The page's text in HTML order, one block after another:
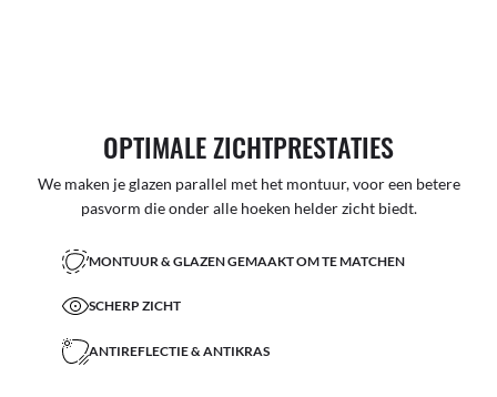
OPTIMALE ZICHTPRESTATIES
We maken je glazen parallel met het montuur, voor een betere
pasvorm die onder alle hoeken helder zicht biedt.
MONTUUR & GLAZEN GEMAAKT OM TE MATCHEN
SCHERP ZICHT
ANTIREFLECTIE & ANTIKRAS